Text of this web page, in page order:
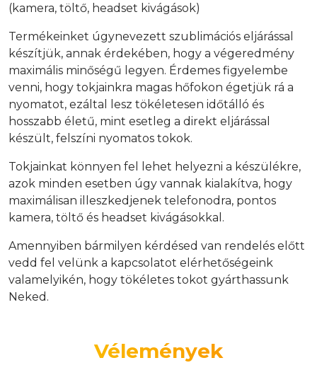
(kamera, töltő, headset kivágások)
Termékeinket úgynevezett szublimációs eljárással
készítjük, annak érdekében, hogy a végeredmény
maximális minőségű legyen. Érdemes figyelembe
venni, hogy tokjainkra magas hőfokon égetjük rá a
nyomatot, ezáltal lesz tökéletesen időtálló és
hosszabb életű, mint esetleg a direkt eljárással
készült, felszíni nyomatos tokok.
Tokjainkat könnyen fel lehet helyezni a készülékre,
azok minden esetben úgy vannak kialakítva, hogy
maximálisan illeszkedjenek telefonodra, pontos
kamera, töltő és headset kivágásokkal.
Amennyiben bármilyen kérdésed van rendelés előtt
vedd fel velünk a kapcsolatot elérhetőségeink
valamelyikén, hogy tökéletes tokot gyárthassunk
Neked.
Vélemények